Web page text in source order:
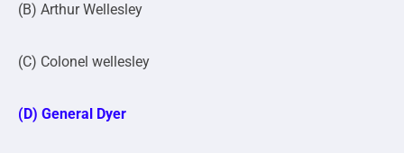
(B) Arthur Wellesley
(C) Colonel wellesley
(D) General Dyer